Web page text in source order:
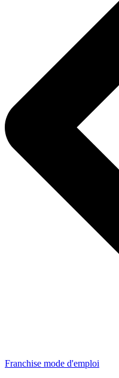
Franchise mode d'emploi